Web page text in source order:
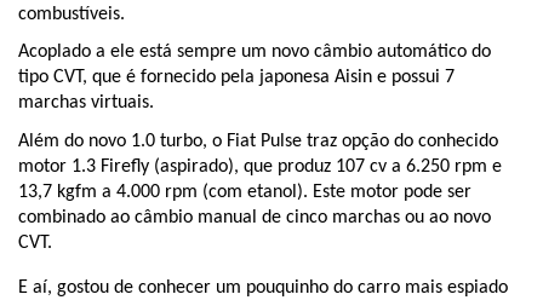
combustíveis.
Acoplado a ele está sempre um novo câmbio automático do
tipo CVT, que é fornecido pela japonesa Aisin e possui 7
marchas virtuais.
Além do novo 1.0 turbo, o Fiat Pulse traz opção do conhecido
motor 1.3 Firefly (aspirado), que produz 107 cv a 6.250 rpm e
13,7 kgfm a 4.000 rpm (com etanol). Este motor pode ser
combinado ao câmbio manual de cinco marchas ou ao novo
CVT.
E aí, gostou de conhecer um pouquinho do carro mais espiado